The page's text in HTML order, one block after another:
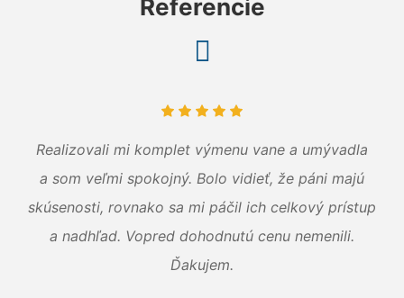
Referencie
Realizovali mi komplet výmenu vane a umývadla
a som veľmi spokojný. Bolo vidieť, že páni majú
skúsenosti, rovnako sa mi páčil ich celkový prístup
a nadhľad. Vopred dohodnutú cenu nemenili.
Ďakujem.